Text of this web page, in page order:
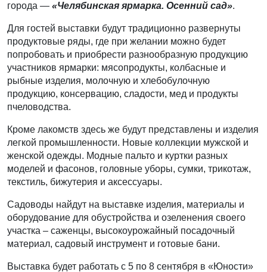
города — «Челябинская ярмарка. Осенний сад».
Для гостей выставки будут традиционно развернуты
продуктовые ряды, где при желании можно будет
попробовать и приобрести разнообразную продукцию
участников ярмарки: мясопродукты, колбасные и
рыбные изделия, молочную и хлебобулочную
продукцию, консервацию, сладости, мед и продукты
пчеловодства.
Кроме лакомств здесь же будут представлены и изделия
легкой промышленности. Новые коллекции мужской и
женской одежды. Модные пальто и куртки разных
моделей и фасонов, головные уборы, сумки, трикотаж,
текстиль, бижутерия и аксессуары.
Садоводы найдут на выставке изделия, материалы и
оборудование для обустройства и озеленения своего
участка – саженцы, высокоурожайный посадочный
материал, садовый инструмент и готовые бани.
Выставка будет работать с 5 по 8 сентября в «Юности»